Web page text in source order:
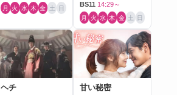
月 火 水 木 金 土 日 BS11 14:29～
月 火 水 木 金 土 日
ヘチ 甘い秘密